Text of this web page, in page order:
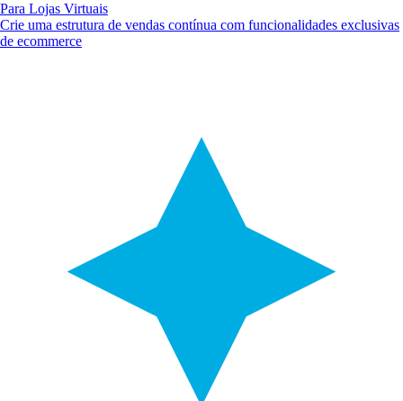
Para Lojas Virtuais
Crie uma estrutura de vendas contínua com funcionalidades exclusivas
de ecommerce